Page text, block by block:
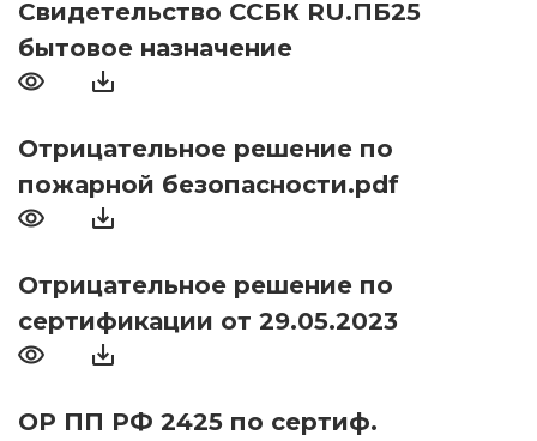
Свидетельство ССБК RU.ПБ25
бытовое назначение
Отрицательное решение по
пожарной безопасности.pdf
Отрицательное решение по
сертификации от 29.05.2023
ОР ПП РФ 2425 по сертиф.